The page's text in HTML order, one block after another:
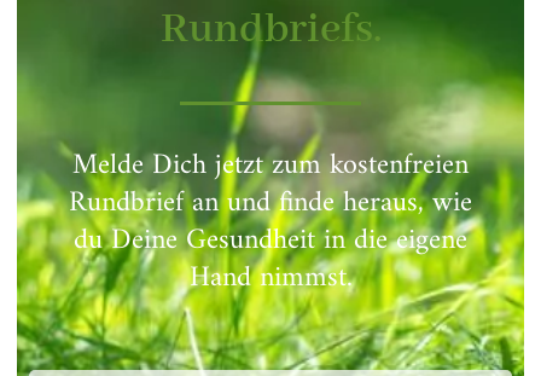
Rundbriefs.
Melde Dich jetzt zum kostenfreien
Rundbrief an und finde heraus, wie
du Deine Gesundheit in die eigene
Hand nimmst.